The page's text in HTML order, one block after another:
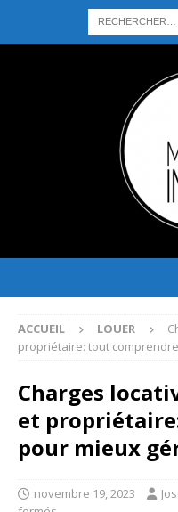
ACCUEIL LOUER
propriétaire: tout
Charges
et
pour mieux
novembre 19, 2023